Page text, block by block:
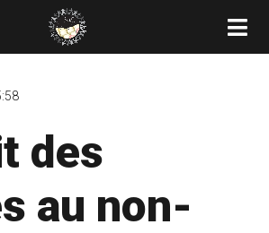
des
au non-